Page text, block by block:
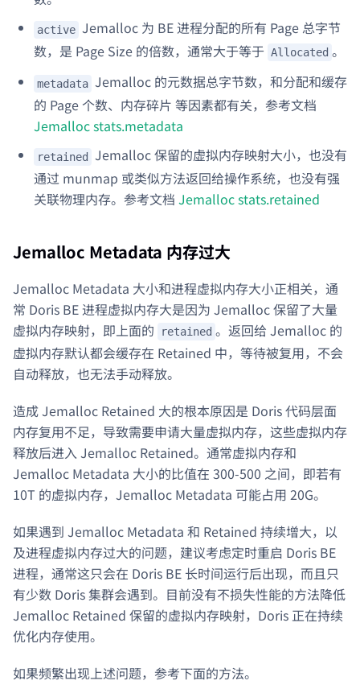
active Jemalloc 为 BE 进程分配的所有 Page 总字节
数，是 Page Size 的倍数，通常大于等于 Allocated 。
metadata Jemalloc 的元数据总字节数，和分配和缓存
的 Page 个数、内存碎片 等因素都有关，参考文档
Jemalloc stats.metadata
retained
Jemalloc 保留的虚拟内存映射大小，也没有
通过 munmap 或类似方法返回给操作系统，也没有强
关联物理内存。参考文档 Jemalloc stats.retained
Jemalloc Metadata 内存过大
Jemalloc Metadata 大小和进程虚拟内存大小正相关，通
常 Doris BE 进程虚拟内存大是因为 Jemalloc 保留了大量
虚拟内存映射，即上面的
retained 。返回给 Jemalloc 的
虚拟内存默认都会缓存在 Retained 中，等待被复用，不会
自动释放，也无法手动释放。
造成 Jemalloc Retained 大的根本原因是 Doris 代码层面
内存复用不足，导致需要申请大量虚拟内存，这些虚拟内存
释放后进入 Jemalloc Retained。通常虚拟内存和
Jemalloc Metadata 大小的比值在 300-500 之间，即若有
10T 的虚拟内存，Jemalloc Metadata 可能占用 20G。
如果遇到 Jemalloc Metadata 和 Retained 持续增大，以
及进程虚拟内存过大的问题，建议考虑定时重启 Doris BE
进程，通常这只会在 Doris BE 长时间运行后出现，而且只
有少数 Doris 集群会遇到。目前没有不损失性能的方法降低
Jemalloc Retained 保留的虚拟内存映射，Doris 正在持续
优化内存使用。
如果频繁出现上述问题，参考下面的方法。